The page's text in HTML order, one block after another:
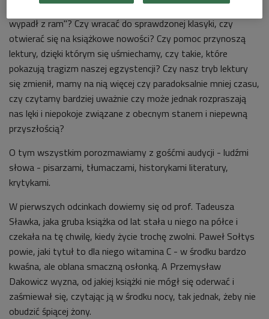
Co czytać, kiedy - jak to mówił Szekspirowski Hamlet - "czas
wypadł z ram"? Czy wracać do sprawdzonej klasyki, czy
otwierać się na książkowe nowości? Czy pomoc przynoszą
lektury, dzięki którym się uśmiechamy, czy takie, które
pokazują tragizm naszej egzystencji? Czy nasz tryb lektury
się zmienił, mamy na nią więcej czy paradoksalnie mniej czasu,
czy czytamy bardziej uważnie czy może jednak rozpraszają
nas lęki i niepokoje związane z obecnym stanem i niepewną
przyszłością?
O tym wszystkim porozmawiamy z gośćmi audycji - ludźmi
słowa - pisarzami, tłumaczami, historykami literatury,
krytykami.
W pierwszych odcinkach dowiemy się od prof. Tadeusza
Sławka, jaka gruba książka od lat stała u niego na półce i
czekała na tę chwilę, kiedy życie trochę zwolni. Paweł Sołtys
powie, jaki tytuł to dla niego witamina C - w środku bardzo
kwaśna, ale oblana smaczną osłonką. A Przemysław
Dakowicz wyzna, od jakiej książki nie mógł się oderwać i
zaśmiewał się, czytając ją w środku nocy, tak jednak, żeby nie
obudzić śpiącej żony.